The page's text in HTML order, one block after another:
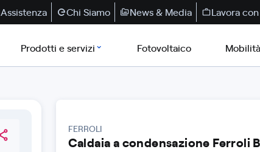
Assistenza Chi Siamo News & Media Lavora
Prodotti e servizi Fotovoltaico
FERROLI
Caldaia a condensazione Ferroli